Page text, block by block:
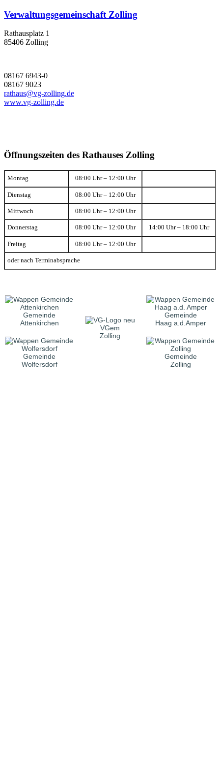
Verwaltungsgemeinschaft Zolling
Rathausplatz 1
85406 Zolling
08167 6943-0
08167 9023
rathaus@vg-zolling.de
www.vg-zolling.de
Öffnungszeiten des Rathauses Zolling
Montag 08:00 Uhr – 12:00 Uhr
Dienstag 08:00 Uhr – 12:00 Uhr
Mittwoch 08:00 Uhr – 12:00 Uhr
Donnerstag 08:00 Uhr – 12:00 Uhr 14:00 Uhr – 18:00 Uhr
Freitag 08:00 Uhr – 12:00 Uhr
oder nach Terminabsprache
Gemeinde
Attenkirchen
VGem
Zolling
Gemeinde
Haag a.d.Amper
Gemeinde
Wolfersdorf
Gemeinde
Zolling